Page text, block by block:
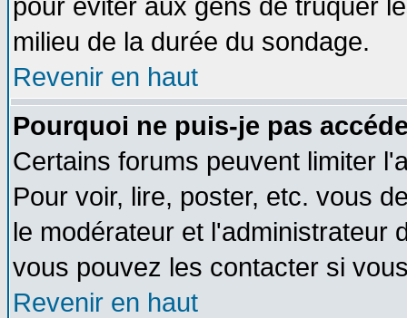
pour éviter aux gens de truquer
milieu de la durée du sondage.
Revenir en haut
Pourquoi ne puis-je pas
Certains forums peuvent limiter
Pour voir, lire, poster, etc. vous
le modérateur et l'administrateur
vous pouvez les contacter si
Revenir en haut